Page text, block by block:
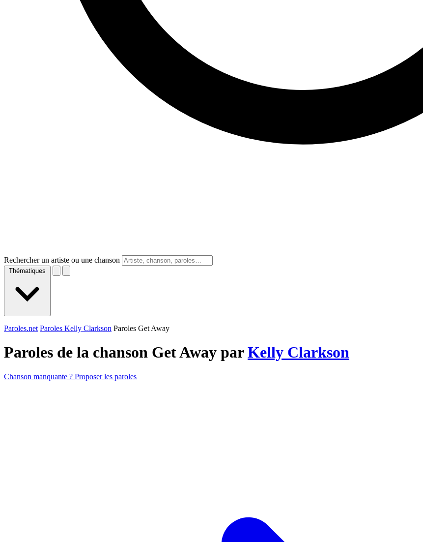
Rechercher un artiste ou une chanson
Thématiques
Paroles.net Paroles Kelly Clarkson Paroles Get Away
Paroles de la chanson Get Away parKelly Clarkson
Chanson manquante ? Proposer les paroles